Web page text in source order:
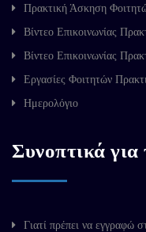
Πρακτική Άσκηση
Βίντεο Επικοινωνίας
Βίντεο Επικοινωνίας
Εργασίες Φοιτητών
Ημερολόγιο
Συνοπτικά
Γιατί πρέπει να εγγραφώ